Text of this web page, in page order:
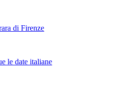
di Firenze
le date italiane